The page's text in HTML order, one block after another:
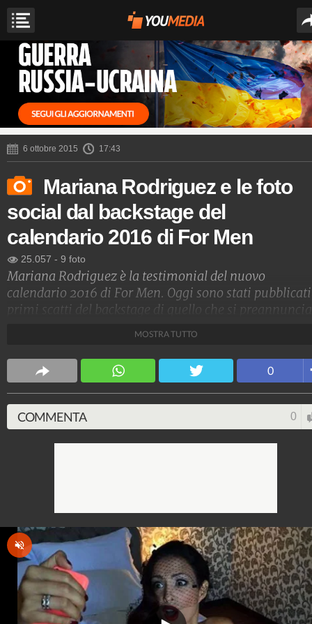
6 ottobre 2015 17:43
Mariana Rodriguez e le foto
social dal backstage del
calendario 2016 di For Men
25.057 - 9 foto
Mariana Rodriguez è la testimonial del nuovo
calendario 2016 di For Men. Oggi sono stati
primi scatti del backstage di quello che si preannuncia
Spettacolo Fanpage
4.053.377.565 9.455 video 76.076 foto
MOSTRA TUTTO
0
COMMENTA 0